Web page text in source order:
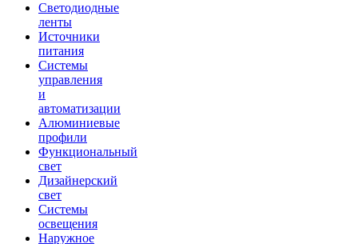
Светодиодные
ленты
Источники
питания
Системы
управления
и
автоматизации
Алюминиевые
профили
Функциональный
свет
Дизайнерский
свет
Системы
освещения
Наружное